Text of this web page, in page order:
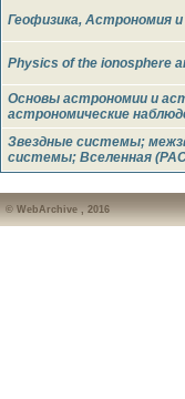
Геофизика, Астрономия
Physics of the ionosphere
Основы астрономии и
астрономические
Звездные системы;
системы; Вселенная
© WebArchive , 2016